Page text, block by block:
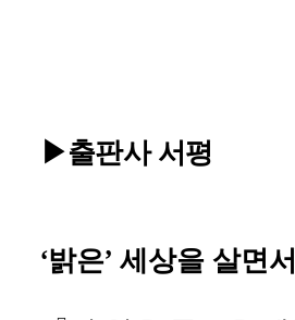
▶출판사 서평
‘밝은’ 세상을 살면